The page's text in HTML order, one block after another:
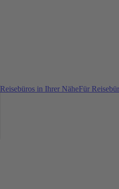
Reisebüros in Ihrer NäheFür